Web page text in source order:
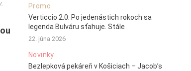
Promo
Verticcio 2.0: Po jedenástich rokoch sa
legenda Bulváru sťahuje. Stále
22. júna 2026
Novinky
Bezlepková pekáreň v Košiciach – Jacob’s